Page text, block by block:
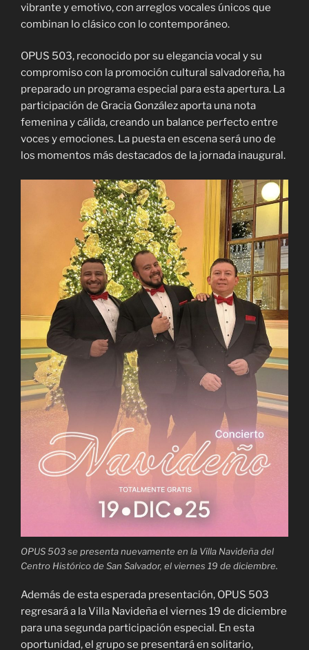
vibrante y emotivo, con arreglos vocales únicos que
combinan lo clásico con lo contemporáneo.
OPUS 503, reconocido por su elegancia vocal y su
compromiso con la promoción cultural salvadoreña, ha
preparado un programa especial para esta apertura. La
participación de Gracia González aporta una nota
femenina y cálida, creando un balance perfecto entre
voces y emociones. La puesta en escena será uno de
los momentos más destacados de la jornada inaugural.
OPUS 503 se presenta nuevamente en la Villa Navideña del
Centro Histórico de San Salvador, el viernes 19 de diciembre.
Además de esta esperada presentación, OPUS 503
regresará a la Villa Navideña el viernes 19 de diciembre
para una segunda participación especial. En esta
oportunidad, el grupo se presentará en solitario,